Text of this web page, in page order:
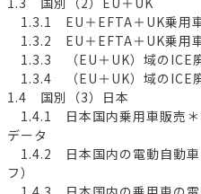
1.3.1 EU＋EFTA＋UK乗用
1.3.2 EU＋EFTA＋UK乗用
1.3.3 （EU＋UK）域のICE
1.3.4 （EU＋UK）域のICE
1.4 国別（3）日本
1.4.1 日本国内乗用車販売＊
データ
1.4.2 日本国内の電動自動車
フ）